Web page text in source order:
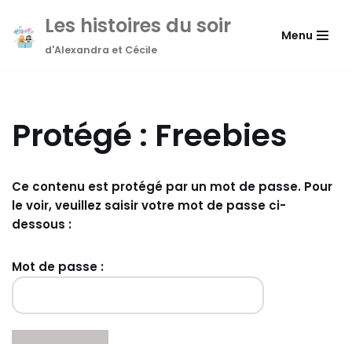
Aller
Les histoires du soir
d'Alexandra et Cécile
Menu
Protégé : Freebies
Ce contenu est protégé par un mot de passe. Pour
le voir, veuillez saisir votre mot de passe ci-
dessous :
Mot de passe :